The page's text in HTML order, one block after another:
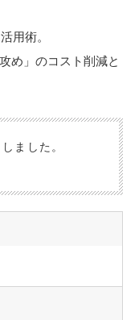
用術。
め」のコスト削減と
ました。